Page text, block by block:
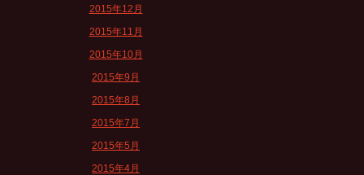
2015年12月
2015年11月
2015年10月
2015年9月
2015年8月
2015年7月
2015年5月
2015年4月